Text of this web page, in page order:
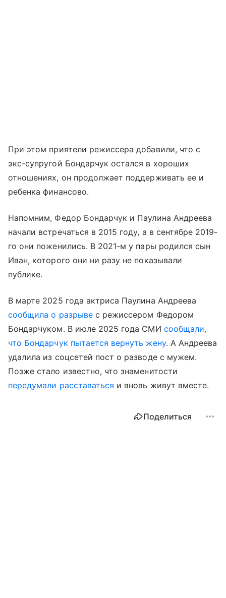
При этом приятели режиссера добавили, что с
экс-супругой Бондарчук остался в хороших
отношениях, он продолжает поддерживать ее и
ребенка финансово.
Напомним, Федор Бондарчук и Паулина Андреева
начали встречаться в 2015 году, а в сентябре 2019-
го они поженились. В 2021-м у пары родился сын
Иван, которого они ни разу не показывали
публике.
В марте 2025 года актриса Паулина Андреева
сообщила о разрывес режиссером Федором
Бондарчуком. В июле 2025 года СМИ сообщали,
что Бондарчук пытается вернуть жену. А Андреева
удалила из соцсетей пост о разводе с мужем.
Позже стало известно, что знаменитости
передумали расставаться и вновь живут вместе.
Поделиться